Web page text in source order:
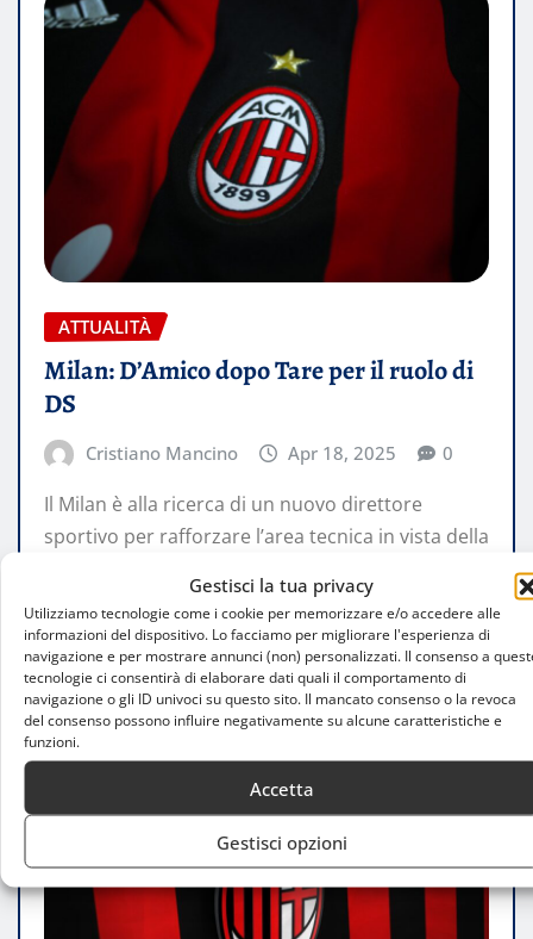
Gestisci la tua privacy
Utilizziamo tecnologie come i cookie per memorizzare e/o accedere alle
informazioni del dispositivo. Lo facciamo per migliorare l'esperienza di
navigazione e per mostrare annunci (non) personalizzati. Il consenso a
tecnologie ci consentirà di elaborare dati quali il comportamento di
navigazione o gli ID univoci su questo sito. Il mancato consenso o la revoca
del consenso possono influire negativamente su alcune caratteristiche e
funzioni.
Accetta
Gestisci opzioni
ATTUALITÀ
Milan: D’Amico dopo Tare per il ruolo di
DS
Cristiano Mancino Apr 18, 2025 0
Il Milan è alla ricerca di un nuovo direttore
sportivo per rafforzare l’area tecnica in vista della
LEGGI TUTTO